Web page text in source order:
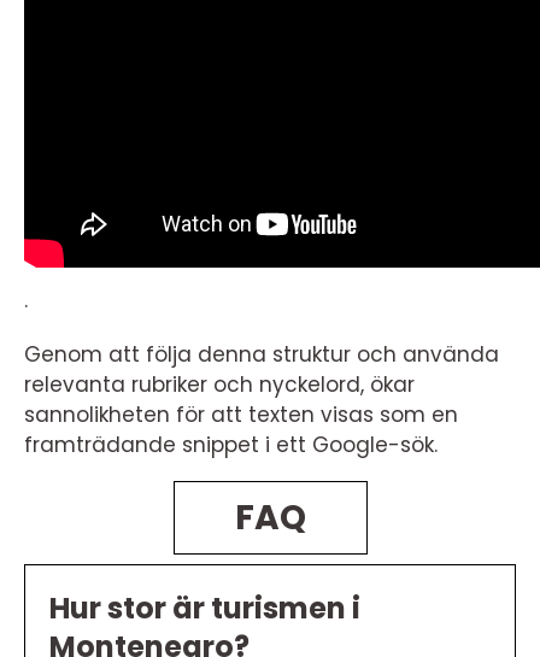
.
Genom att följa denna struktur och använda
relevanta rubriker och nyckelord, ökar
sannolikheten för att texten visas som en
framträdande snippet i ett Google-sök.
FAQ
Hur stor är turismen i
Montenegro?